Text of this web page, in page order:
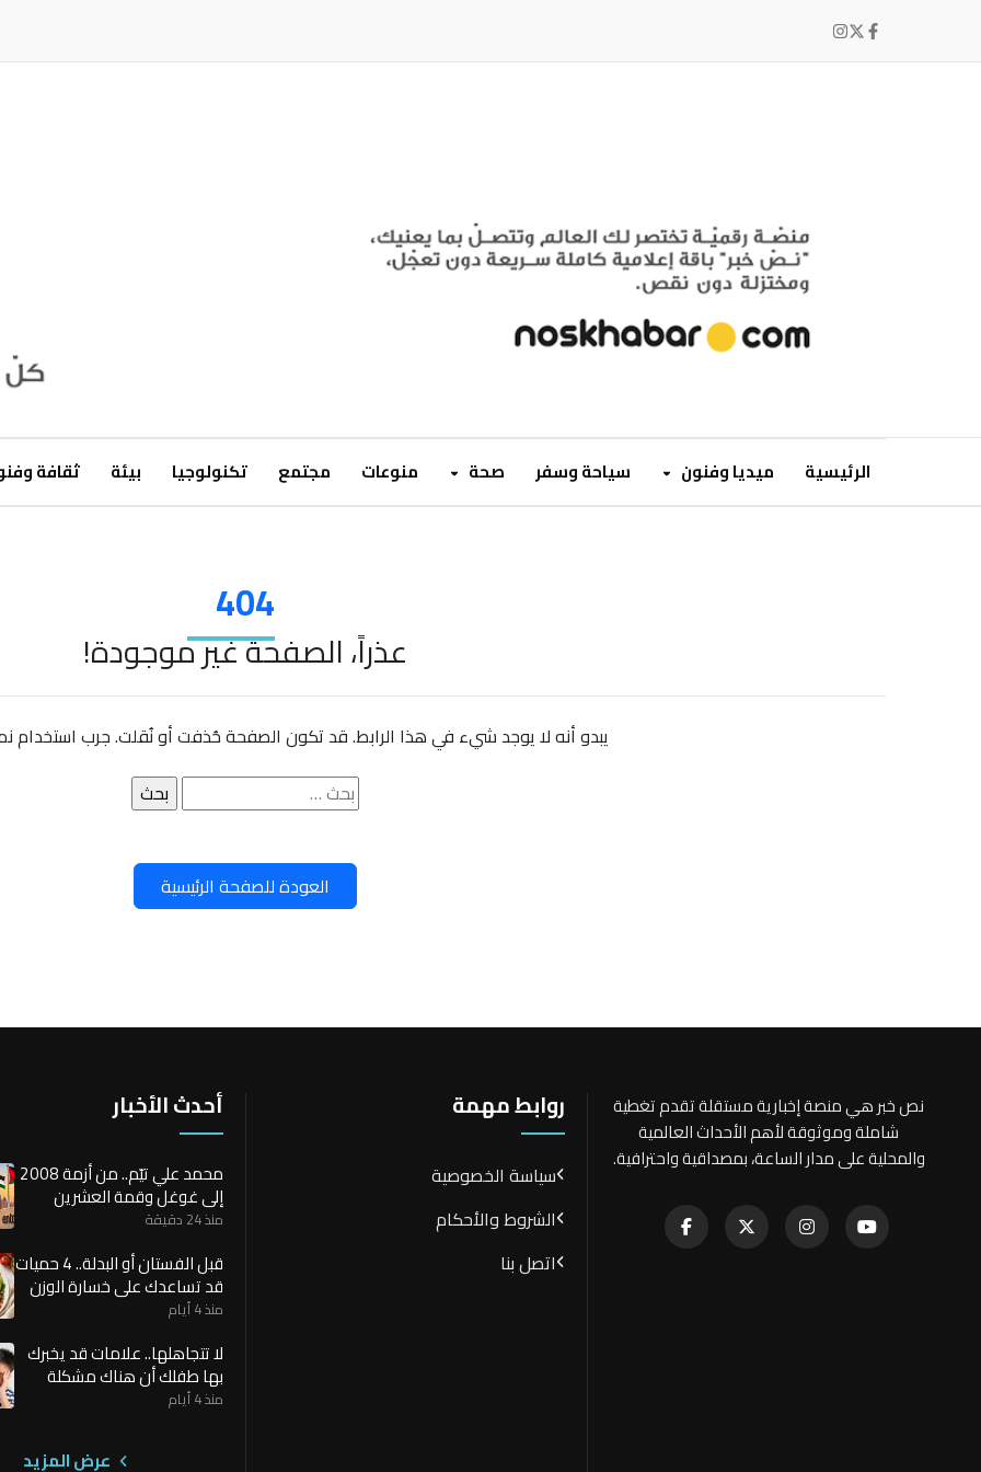
الرئيسية ميديا وفنون سياحة وسفر صحة منوعات مجتمع تكنولوجيا بيئة ثقافة
404
عذراً، الصفحة غير موجودة!
يبدو أنه لا يوجد شيء في هذا الرابط. قد تكون الصفحة حُذفت أو نُقلت. جرب استخدام
البحث
عن:
العودة للصفحة الرئيسية
نص خبر هي منصة إخبارية مستقلة تقدم تغطية
شاملة وموثوقة لأهم الأحداث العالمية
والمحلية على مدار الساعة، بمصداقية واحترافية.
روابط مهمة
سياسة الخصوصية
الشروط والأحكام
اتصل بنا
أحدث الأخبار
محمد علي تيّم.. من أزمة 2008
إلى غوغل وقمة العشرين
منذ 24 دقيقة
قبل الفستان أو البدلة.. 4 حميات
قد تساعدك على خسارة الوزن
بسرعة
منذ 4 أيام
لا تتجاهلها.. علامات قد يخبرك
بها طفلك أن هناك مشكلة
صحية
منذ 4 أيام
عرض المزيد